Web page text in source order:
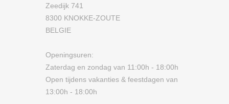
Zeedijk 741
8300 KNOKKE-ZOUTE
BELGIE
Openingsuren:
Zaterdag en zondag van 11:00h - 18:00h
Open tijdens vakanties & feestdagen van
13:00h - 18:00h